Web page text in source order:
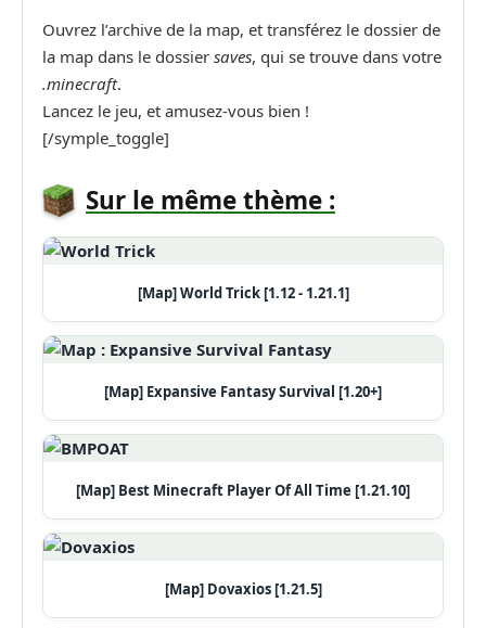
Ouvrez l’archive de la map, et transférez le dossier de
la map dans le dossier saves, qui se trouve dans votre
.minecraft.
Lancez le jeu, et amusez-vous bien !
[/symple_toggle]
Sur le même thème :
[Map] World Trick [1.12 - 1.21.1]
[Map] Expansive Fantasy Survival [1.20+]
[Map] Best Minecraft Player Of All Time [1.21.10]
[Map] Dovaxios [1.21.5]